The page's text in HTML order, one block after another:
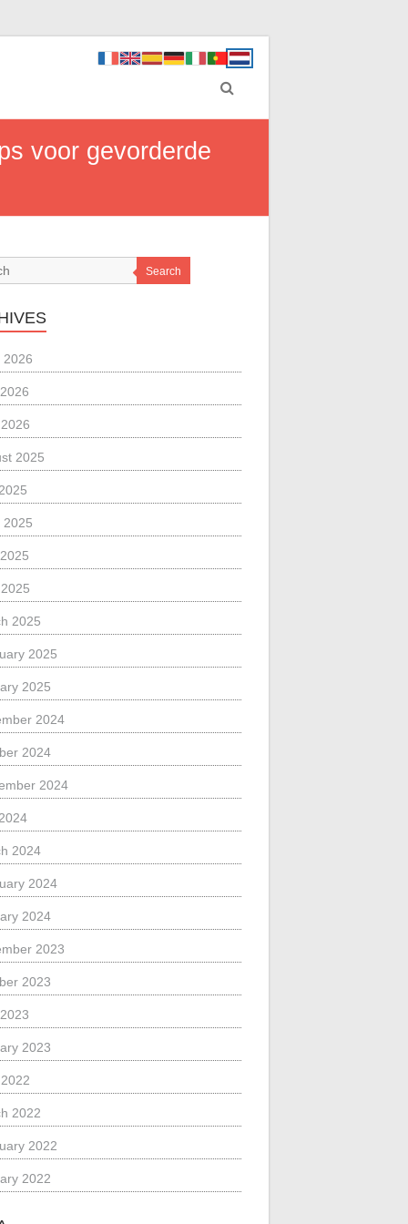
voor gevorderde
Search
2026
2025
2025
2025
2025
2025
2024
2024
2024
2024
2024
2024
2023
2023
2023
2022
2022
2022